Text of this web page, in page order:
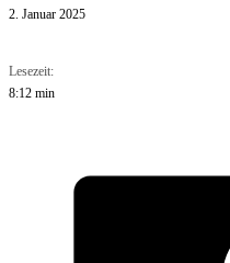
2. Januar 2025
Lesezeit:
8:12 min